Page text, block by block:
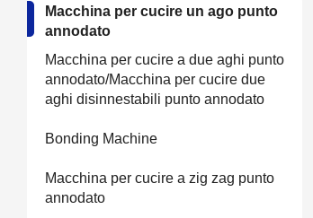
Macchina per cucire un ago punto
annodato
Macchina per cucire a due aghi punto
annodato/Macchina per cucire due
aghi disinnestabili punto annodato
Bonding Machine
Macchina per cucire a zig zag punto
annodato